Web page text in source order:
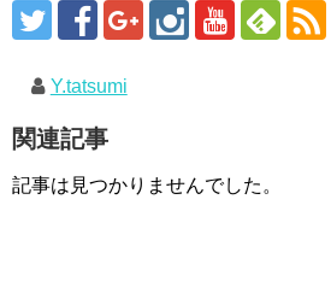
Y.tatsumi
関連記事
記事は見つかりませんでした。